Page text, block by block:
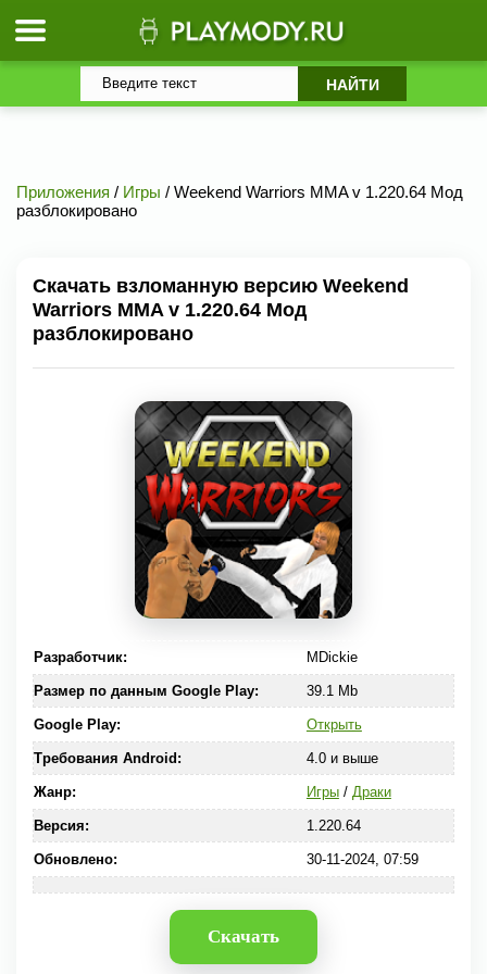
Приложения / Игры / Weekend Warriors MMA v 1.220.64 Мод
разблокировано
Скачать взломанную версию Weekend
Warriors MMA v 1.220.64 Мод
разблокировано
Разработчик: MDickie
Размер по данным Google Play: 39.1 Mb
Google Play: Открыть
Требования Android: 4.0 и выше
Жанр: Игры/ Драки
Версия: 1.220.64
Обновлено: 30-11-2024, 07:59
Скачать